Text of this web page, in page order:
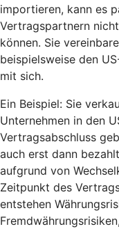
importieren, kann es
Vertragspartnern
können. Sie
beispielsweise den
mit sich.
Ein Beispiel: Sie
Unternehmen in den
Vertragsabschluss
auch erst dann
aufgrund von
Zeitpunkt des
entstehen